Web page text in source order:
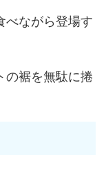
べながら登場す
の裾を無駄に捲